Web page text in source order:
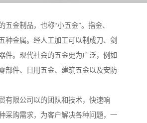
五金制品，也称“小五金”。指金、
种金属。经人工加工可以制成刀、剑
件。现代社会的五金更为广泛，例如
部件、日用五金、建筑五金以及安防
有限公司以的团队和技术，快速响
采购需求，为客户解决各种问题，一